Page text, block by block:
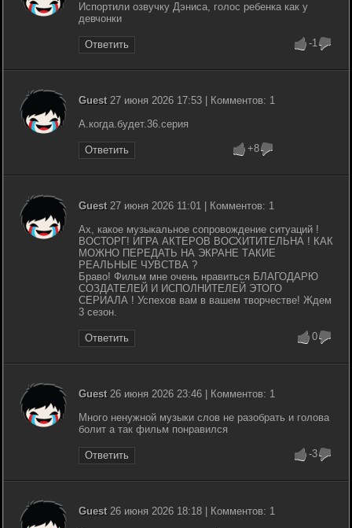
Испортили озвучку Дэниса, голос ребенка как у
девчонки
Ответить -1
Guest27 июня 2026 17:53 | Комментов: 1
А.когда.будет.36.серия
Ответить +8
Guest27 июня 2026 11:01 | Комментов: 1
Ах, какое музыкальное сопровождение ситуаций !
ВОСТОРГ! ИГРА АКТЕРОВ ВОСХИТИТЕЛЬНА ! КАК
МОЖНО ПЕРЕДАТЬ НА ЭКРАНЕ ТАКИЕ
РЕАЛЬНЫЕ ЧУВСТВА ?
Браво! Фильм мне очень нравиться БЛАГОДАРЮ
СОЗДАТЕЛЕЙ И ИСПОЛНИТЕЛЕЙ ЭТОГО
СЕРИАЛА ! Успехов вам в вашем творчестве! Ждем
3 сезон.
Ответить 0
Guest26 июня 2026 23:46 | Комментов: 1
Много ненужной музыки слов не разобрать и голова
болит а так фильм понравился
Ответить -3
Guest26 июня 2026 18:18 | Комментов: 1